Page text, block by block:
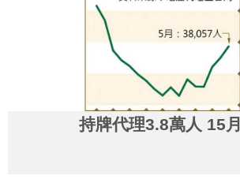
持牌代理3.8萬人 15